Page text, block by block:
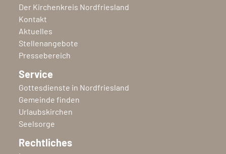
Der Kirchenkreis Nordfriesland
Kontakt
Aktuelles
Stellenangebote
Pressebereich
Service
Gottesdienste in Nordfriesland
Gemeinde finden
Urlaubskirchen
Seelsorge
Rechtliches